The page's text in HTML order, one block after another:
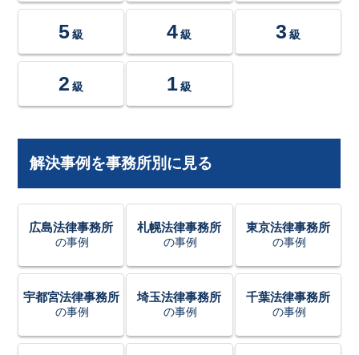
5 級 4 級 3 級
2 級 1 級
解決事例を事務所別に見る
広島法律事務所
の事例
札幌法律事務所
の事例
東京法律事務所
の事例
宇都宮法律事務所
の事例
埼玉法律事務所
の事例
千葉法律事務所
の事例